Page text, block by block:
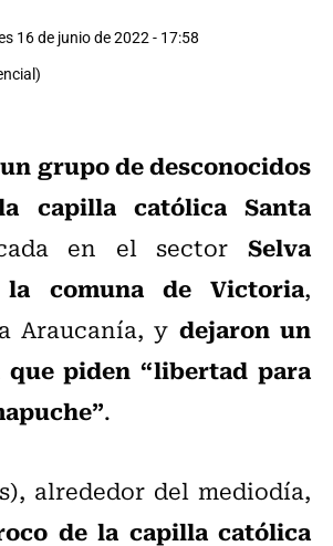
16 de junio de 2022 - 17:58
un grupo de desconocidos
capilla católica Santa
en el sector Selva
comuna de Victoria,
Araucanía, y dejaron un
piden “libertad para
.
alrededor del mediodía,
de la capilla católica